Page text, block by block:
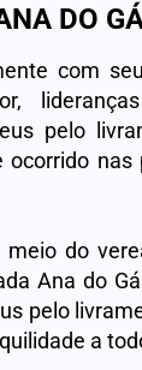
DO
com
pelo
do
Ana do
pelo
a